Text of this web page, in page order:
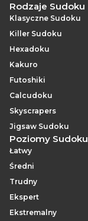
Rodzaje Sudoku
Klasyczne Sudoku
Killer Sudoku
Hexadoku
Kakuro
Futoshiki
Calcudoku
Skyscrapers
Jigsaw Sudoku
Poziomy Sudoku
Łatwy
Średni
Trudny
Ekspert
Ekstremalny